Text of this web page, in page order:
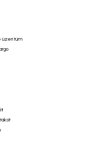
üzeri tüm